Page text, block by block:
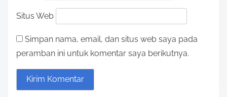
Situs Web
Simpan nama, email, dan situs web saya pada
peramban ini untuk komentar saya berikutnya.